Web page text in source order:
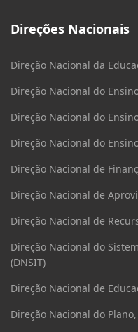
Direções Nacionais
Direção Nacional da
Direção Nacional do
Direção Nacional do
Direção Nacional do
Direção Nacional de
Direção Nacional de
Direção Nacional de
Direção Nacional do
(DNSIT)
Direção Nacional de
Direção Nacional do